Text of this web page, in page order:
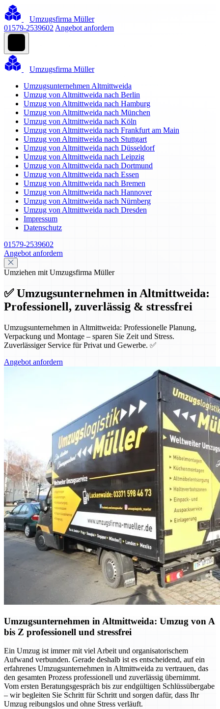
Umzugsfirma Müller
01579-2539602 Angebot anfordern
Umzugsfirma Müller
Umzugsunternehmen Altmittweida
Umzug von Altmittweida nach Berlin
Umzug von Altmittweida nach Hamburg
Umzug von Altmittweida nach München
Umzug von Altmittweida nach Köln
Umzug von Altmittweida nach Frankfurt am Main
Umzug von Altmittweida nach Stuttgart
Umzug von Altmittweida nach Düsseldorf
Umzug von Altmittweida nach Leipzig
Umzug von Altmittweida nach Dortmund
Umzug von Altmittweida nach Essen
Umzug von Altmittweida nach Bremen
Umzug von Altmittweida nach Hannover
Umzug von Altmittweida nach Nürnberg
Umzug von Altmittweida nach Dresden
Impressum
Datenschutz
01579-2539602
Angebot anfordern
Umziehen mit Umzugsfirma Müller
✅ Umzugsunternehmen in Altmittweida:
Professionell, zuverlässig & stressfrei
Umzugsunternehmen in Altmittweida: Professionelle Planung,
Verpackung und Montage – sparen Sie Zeit und Stress.
Zuverlässiger Service für Privat und Gewerbe. ✅
Angebot anfordern
Umzugsunternehmen in Altmittweida: Umzug von A
bis Z professionell und stressfrei
Ein Umzug ist immer mit viel Arbeit und organisatorischem
Aufwand verbunden. Gerade deshalb ist es entscheidend, auf ein
erfahrenes Umzugsunternehmen in Altmittweida zu vertrauen, das
den gesamten Prozess professionell und zuverlässig übernimmt.
Vom ersten Beratungsgespräch bis zur endgültigen Schlüssübergabe
– wir begleiten Sie Schritt für Schritt und sorgen dafür, dass Ihr
Umzug reibungslos und ohne Stress verläuft.